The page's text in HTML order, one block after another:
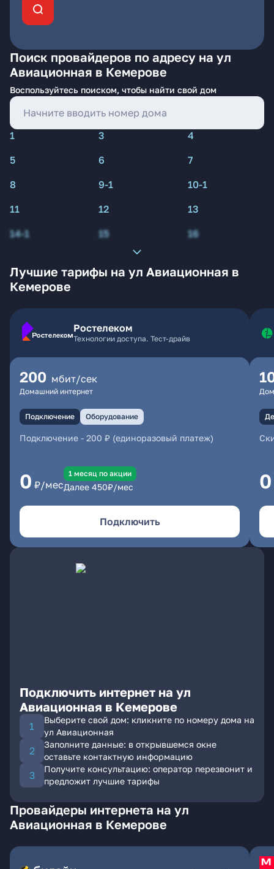
Поиск провайдеров по адресу на ул
Авиационная в Кемерове
Воспользуйтесь поиском, чтобы найти свой дом
1 3
4
5
6
7
8
9-1
10-1
11
12
13
14-1
15 16
Лучшие тарифы на ул Авиационная в
Кемерове
Ростелеком
Технологии доступа. Тест-драйв
200 мбит/сек
Домашний интернет
Подключение Оборудование
Подключение - 200 ₽ (единоразовый платеж)
0 ₽/мес
1 месяц по акции
Далее 450₽/мес
Подключить
0
Подключить интернет на ул
Авиационная в Кемерове
Выберите свой дом: кликните по номеру дома на
ул Авиационная
Заполните данные: в открывшемся окне
оставьте контактную информацию
Получите консультацию: оператор перезвонит и
предложит лучшие тарифы
Провайдеры интернета на ул
Авиационная в Кемерове